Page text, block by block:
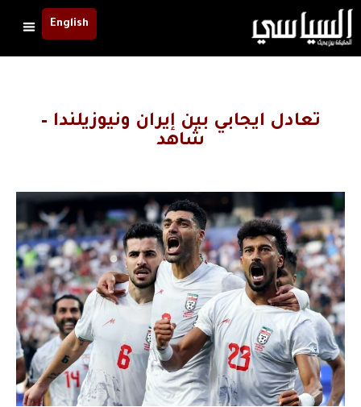
English
تعادل ايجابي بين إيران ونيوزيلندا –
شاهد